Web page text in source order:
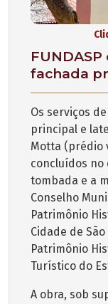
fachada
Os serviços
principal e
Motta (prédio
concluídos no
tombada e a
Conselho
Patrimônio
Cidade de
Patrimônio
Turístico do
A obra, sob